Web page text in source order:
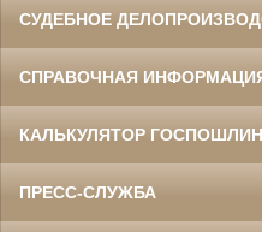
СУДЕБНОЕ
СПРАВОЧНАЯ
КАЛЬКУЛЯТОР
ПРЕСС-СЛУЖБА